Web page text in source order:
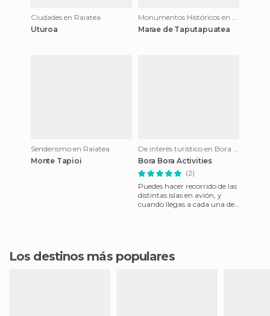
Ciudades en Raiatea
Uturoa
Monumentos Históricos en Raiatea
Marae de Taputapuatea
Senderismo en Raiatea
Monte Tapioi
De interés turístico en Bora Bora
Bora Bora Activities
(2)
Puedes hacer recorrido de las
distintas islas en avión, y
cuando llegas a cada una de
Los destinos más populares